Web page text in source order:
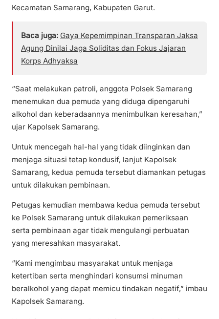
Kecamatan Samarang, Kabupaten Garut.
Baca juga: Gaya Kepemimpinan Transparan Jaksa
Agung Dinilai Jaga Soliditas dan Fokus Jajaran
Korps Adhyaksa
“Saat melakukan patroli, anggota Polsek Samarang
menemukan dua pemuda yang diduga dipengaruhi
alkohol dan keberadaannya menimbulkan keresahan,”
ujar Kapolsek Samarang.
Untuk mencegah hal-hal yang tidak diinginkan dan
menjaga situasi tetap kondusif, lanjut Kapolsek
Samarang, kedua pemuda tersebut diamankan petugas
untuk dilakukan pembinaan.
Petugas kemudian membawa kedua pemuda tersebut
ke Polsek Samarang untuk dilakukan pemeriksaan
serta pembinaan agar tidak mengulangi perbuatan
yang meresahkan masyarakat.
“Kami mengimbau masyarakat untuk menjaga
ketertiban serta menghindari konsumsi minuman
beralkohol yang dapat memicu tindakan negatif,” imbau
Kapolsek Samarang.